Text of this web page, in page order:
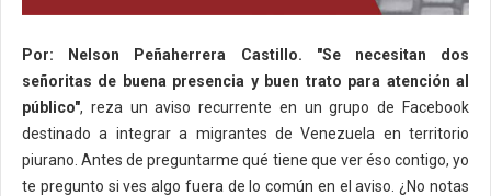
Por: Nelson Peñaherrera Castillo. "Se necesitan dos
señoritas de buena presencia y buen trato para atención al
público", reza un aviso recurrente en un grupo de Facebook
destinado a integrar a migrantes de Venezuela en territorio
piurano. Antes de preguntarme qué tiene que ver éso contigo, yo
te pregunto si ves algo fuera de lo común en el aviso. ¿No notas